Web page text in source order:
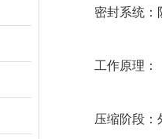
密封系统：防
工作原理：
压缩阶段：外